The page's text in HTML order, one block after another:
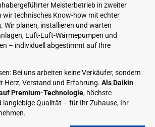
Meisterbetrieb in zweiter
wir technisches Know-how mit echter
Wir planen, installieren und warten
Luft-Luft-Wärmepumpen und
– individuell abgestimmt auf Ihre
Bei uns arbeiten keine Verkäufer, sondern
Herz, Verstand und Erfahrung. Als Daikin
Premium-Technologie, höchste
langlebige Qualität – für Ihr Zuhause, Ihr